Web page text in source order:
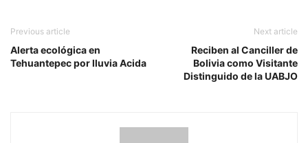
Previous article
Alerta ecológica en
Tehuantepec por lluvia Acida
Next article
Reciben al Canciller de
Bolivia como Visitante
Distinguido de la UABJO